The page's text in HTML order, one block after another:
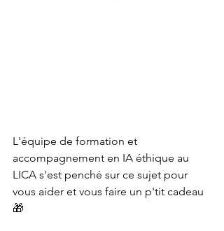
L'équipe de formation et
accompagnement en IA éthique au
LICA s'est penché sur ce sujet pour
vous aider et vous faire un p'tit cadeau
🎁